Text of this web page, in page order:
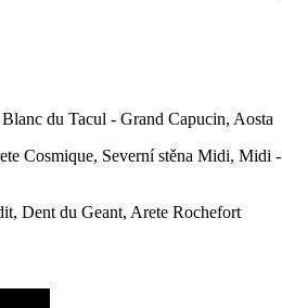
du Tacul - Grand Capucin, Aosta
Cosmique, Severní stěna Midi, Midi -
Dent du Geant, Arete Rochefort